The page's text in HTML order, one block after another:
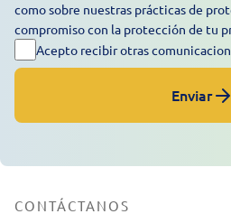
como sobre nuestras prácticas de
compromiso con la protección de tu
Acepto recibir otras
CONTÁCTANOS